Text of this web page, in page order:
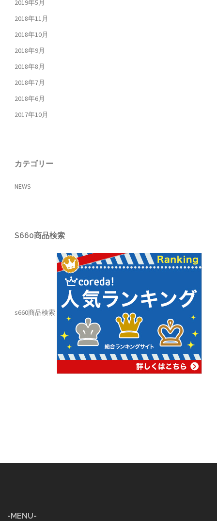
2019年5月
2018年11月
2018年10月
2018年9月
2018年8月
2018年7月
2018年6月
2017年10月
カテゴリー
NEWS
S660商品検索
s660商品検索
-MENU-